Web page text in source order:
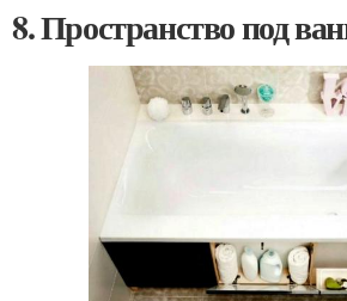
8. Пространство под